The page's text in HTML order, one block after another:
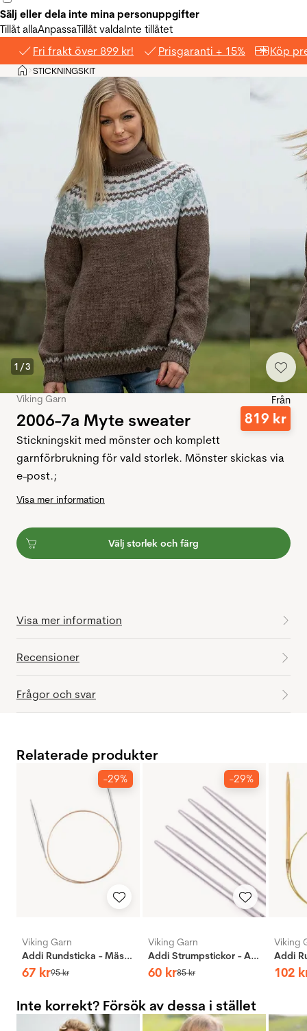
Sälj eller dela inte mina personuppgifter
Tillåt allaAnpassaTillåt valdaInte tillåtet
Fri frakt över 899 kr! Prisgaranti + 15% Köp
Hem
>STICKNINGSKIT
1 /3
Viking Garn
2006-7a Myte sweater
Från
819 kr
Stickningskit med mönster och komplett
garnförbrukning för vald storlek. Mönster skickas via
e-post.;
Visa mer information
Välj storlek och färg
Visa mer information
Recensioner
Frågor och svar
Relaterade produkter
-29%
Viking Garn
Addi Rundsticka - Mässing
67 kr95kr
-29%
Viking Garn
Addi Strumpstickor - Aluminium
60 kr85kr
Viking
102
Inte korrekt? Försök av dessa i stället